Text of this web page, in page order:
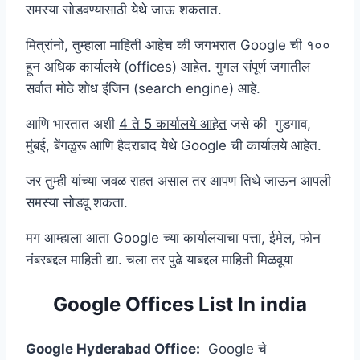
समस्या सोडवण्यासाठी येथे जाऊ शकतात.
मित्रांनो, तुम्हाला माहिती आहेच की जगभरात Google ची १००
हून अधिक कार्यालये (offices) आहेत. गुगल संपूर्ण जगातील
सर्वात मोठे शोध इंजिन (search engine) आहे.
आणि भारतात अशी 4 ते 5 कार्यालये आहेत जसे की गुडगाव,
मुंबई, बेंगळुरू आणि हैदराबाद येथे Google ची कार्यालये आहेत.
जर तुम्ही यांच्या जवळ राहत असाल तर आपण तिथे जाऊन आपली
समस्या सोडवू शकता.
मग आम्हाला आता Google च्या कार्यालयाचा पत्ता, ईमेल, फोन
नंबरबद्दल माहिती द्या. चला तर पुढे याबद्दल माहिती मिळवूया
Google Offices List In india
Google Hyderabad Office: Google चे